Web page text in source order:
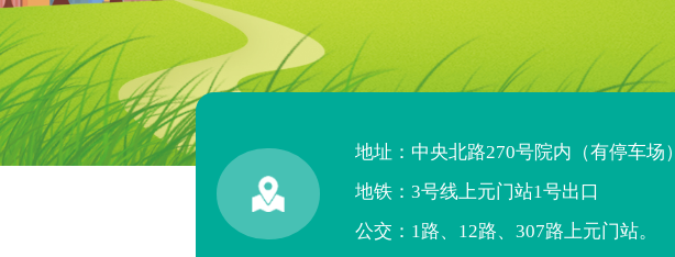
地址：中央北路270号院内（有停车场）
地铁：3号线上元门站1号出口
公交：1路、12路、307路上元门站。